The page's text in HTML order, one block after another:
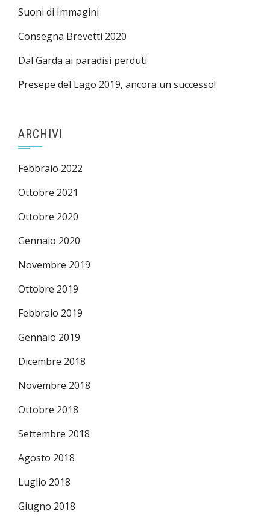
Suoni di Immagini
Consegna Brevetti 2020
Dal Garda ai paradisi perduti
Presepe del Lago 2019, ancora un successo!
ARCHIVI
Febbraio 2022
Ottobre 2021
Ottobre 2020
Gennaio 2020
Novembre 2019
Ottobre 2019
Febbraio 2019
Gennaio 2019
Dicembre 2018
Novembre 2018
Ottobre 2018
Settembre 2018
Agosto 2018
Luglio 2018
Giugno 2018